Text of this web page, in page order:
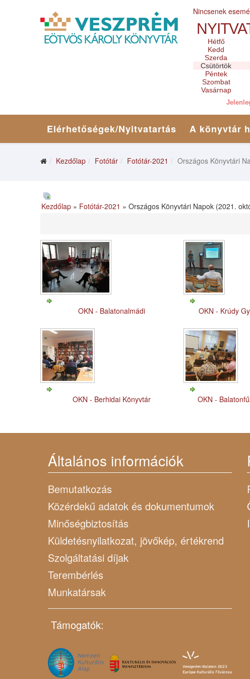
Nincsenek
Hétfő
Kedd
Szerda
Csütörtök
Péntek
Szombat
Vasárnap
Elérhetőségek/Nyitvatartás A könyvtár
Kezdőlap Fotótár Fotótár-2021 Országos Könyvtári
Kezdőlap» Fotótár-2021 » Országos Könyvtári Napok (2021.
OKN - Balatonalmádi OKN - Krúdy
OKN - Berhidai Könyvtár OKN -
Általános információk
Bemutatkozás
Közérdekű adatok és dokumentumok
Minőségbiztosítás
Küldetésnyilatkozat, jövőkép, értékrend
Szolgáltatási díjak
Terembérlés
Munkatársak
Támogatók: